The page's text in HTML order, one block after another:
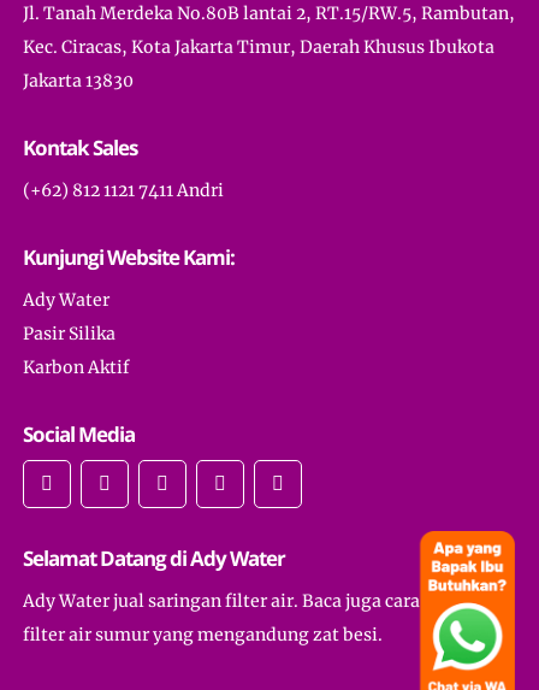
Jl. Tanah Merdeka No.80B lantai 2, RT.15/RW.5, Rambutan,
Kec. Ciracas, Kota Jakarta Timur, Daerah Khusus Ibukota
Jakarta 13830
Kontak Sales
(+62) 812 1121 7411 Andri
Kunjungi Website Kami:
Ady Water
Pasir Silika
Karbon Aktif
Social Media
Selamat Datang di Ady Water
Ady Water jual saringan filter air. Baca juga cara membuat
filter air sumur yang mengandung zat besi.